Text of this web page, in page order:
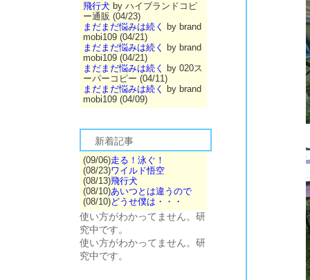
飛行犬 by ハイブランドコピ
ー通販 (04/23)
まだまだ悩みは続く
by brand
mobi109 (04/21)
まだまだ悩みは続く
by brand
mobi109 (04/21)
まだまだ悩みは続く
by 020ス
ーパーコピー (04/11)
まだまだ悩みは続く
by brand
mobi109 (04/09)
新着記事
(09/06)走る！泳ぐ！
(08/23)ワイルド悟空
(08/13)飛行犬
(08/10)あいつとは違うので
(08/10)どうせ僕は・・・
使い方がわかってません。研
究中です。
使い方がわかってません。研
究中です。